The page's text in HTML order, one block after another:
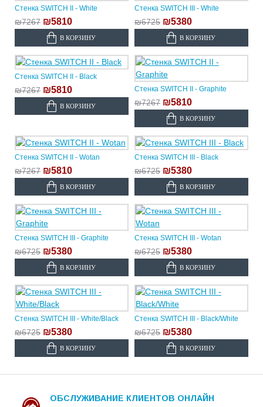
Стенка SWITCH II - White
₪7267 ₪5810
В КОРЗИНУ
Стенка SWITCH III - White
₪6725 ₪5380
В КОРЗИНУ
Стенка SWITCH II - Black
₪7267 ₪5810
В КОРЗИНУ
Стенка SWITCH II - Graphite
₪7267 ₪5810
В КОРЗИНУ
Стенка SWITCH II - Wotan
₪7267 ₪5810
В КОРЗИНУ
Стенка SWITCH III - Black
₪6725 ₪5380
В КОРЗИНУ
Стенка SWITCH III - Graphite
₪6725 ₪5380
В КОРЗИНУ
Стенка SWITCH III - Wotan
₪6725 ₪5380
В КОРЗИНУ
Стенка SWITCH III - White/Black
₪6725 ₪5380
В КОРЗИНУ
Стенка SWITCH III - Black/White
₪6725 ₪5380
В КОРЗИНУ
ОБСЛУЖИВАНИЕ КЛИЕНТОВ ОНЛАЙН